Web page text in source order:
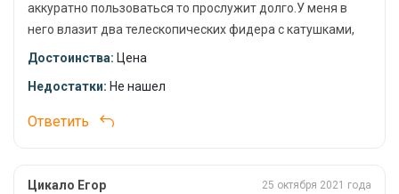
рыболову.
Надежная Защита и Стильный Дизайн
Чехол для удочек Mikado сочетает в себе надежную защиту и
на рыбалке, обеспечивая сохранность ваших удилищ и
аккуратно пользоваться то прослужит долго.У меня в
него влазит два телескопических фидера с катушками,
плюс 4 стойки под удилища и еще разная мелочевка в
Достоинства: Цена
Недостатки: Не нашел
Ответить
Цикало Егор 25 октября 2021 года